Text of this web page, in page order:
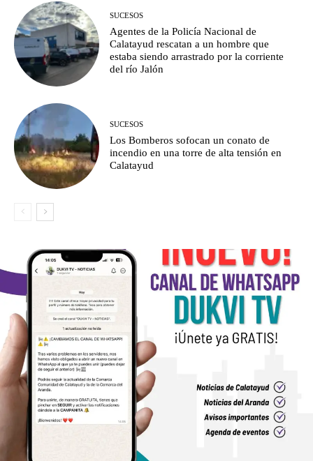
SUCESOS
Agentes de la Policía Nacional de
Calatayud rescatan a un hombre que
estaba siendo arrastrado por la corriente
del río Jalón
SUCESOS
Los Bomberos sofocan un conato de
incendio en una torre de alta tensión en
Calatayud